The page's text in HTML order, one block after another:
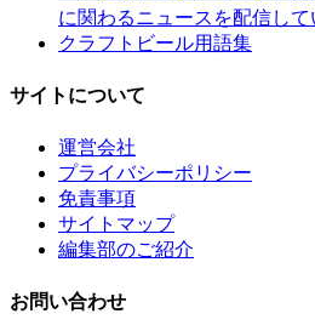
に関わるニュースを配信して
クラフトビール用語集
サイトについて
運営会社
プライバシーポリシー
免責事項
サイトマップ
編集部のご紹介
お問い合わせ